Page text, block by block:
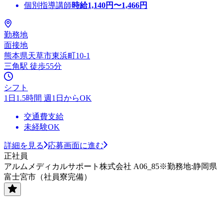
個別指導講師時給1,140円〜1,466円
勤務地
面接地
熊本県天草市東浜町10-1
三角駅 徒歩55分
シフト
1日1.5時間 週1日からOK
交通費支給
未経験OK
詳細を見る
応募画面に進む
正社員
アルムメディカルサポート株式会社 A06_85※勤務地:静岡県
富士宮市（社員寮完備）